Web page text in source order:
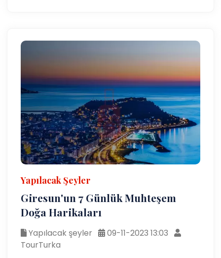
Yapılacak Şeyler
Giresun'un 7 Günlük Muhteşem
Doğa Harikaları
Yapılacak şeyler
09-11-2023 13:03
TourTurka